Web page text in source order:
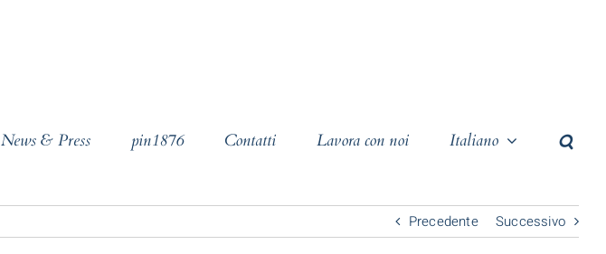
News & Press pin1876 Contatti Lavora con noi Italiano
Precedente Successivo